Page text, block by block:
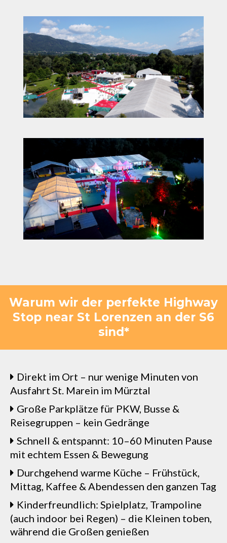
Warum wir der perfekte Highway
Stop near St Lorenzen an der S6
sind*
Direkt im Ort – nur wenige Minuten von
Ausfahrt St. Marein im Mürztal
Große Parkplätze für PKW, Busse &
Reisegruppen – kein Gedränge
Schnell & entspannt: 10–60 Minuten Pause
mit echtem Essen & Bewegung
Durchgehend warme Küche – Frühstück,
Mittag, Kaffee & Abendessen den ganzen Tag
Kinderfreundlich: Spielplatz, Trampoline
(auch indoor bei Regen) – die Kleinen toben,
während die Großen genießen